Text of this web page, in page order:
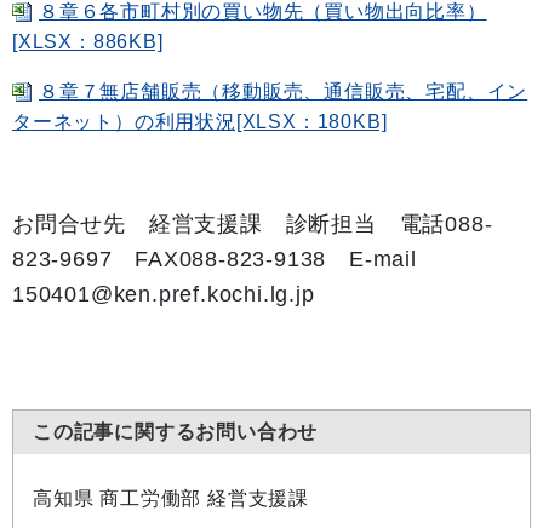
８章６各市町村別の買い物先（買い物出向比率）
[XLSX：886KB]
８章７無店舗販売（移動販売、通信販売、宅配、イン
ターネット）の利用状況[XLSX：180KB]
お問合せ先 経営支援課 診断担当 電話088-
823-9697 FAX088-823-9138 E-mail
150401@ken.pref.kochi.lg.jp
この記事に関するお問い合わせ
高知県 商工労働部 経営支援課